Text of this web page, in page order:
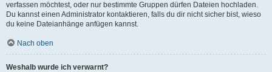
verfassen möchtest, oder nur bestimmte Gruppen dürfen Dateien hochladen.
Du kannst einen Administrator kontaktieren, falls du dir nicht sicher bist, wieso
du keine Dateianhänge anfügen kannst.
Nach oben
Weshalb wurde ich verwarnt?